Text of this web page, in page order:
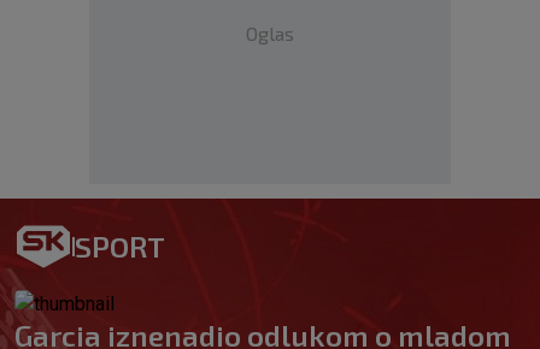
Oglas
SPORT
Garcia iznenadio odlukom o mladom